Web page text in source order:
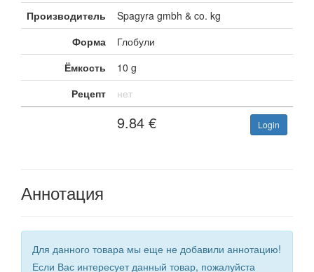
Производитель
Spagyra gmbh & co. kg
Форма
Глобули
Ёмкость
10 g
Рецепт
нет
9.84 € Login
Аннотация
Для данного товара мы еще не добавили аннотацию!
Если Вас интересует данный товар, пожалуйста